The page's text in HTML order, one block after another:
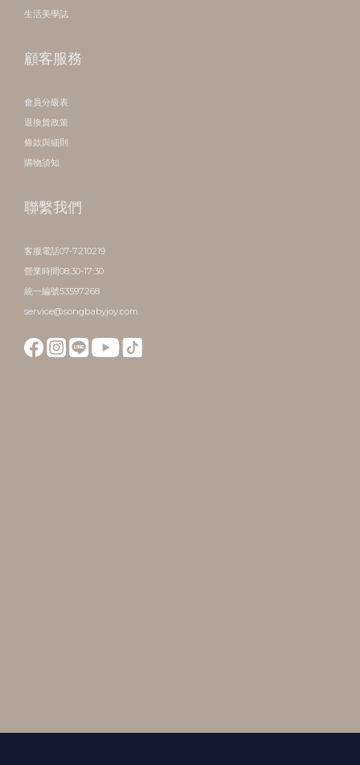
生活美學誌
顧客服務
會員分級表
退換貨政策
條款與細則
購物須知
聯繫我們
客服電話07-7210219
營業時間08:30-17:30
統一編號53597268
service@songbabyjoy.com